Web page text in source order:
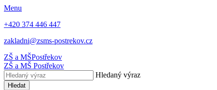
Menu
+420 374 446 447
zakladni@zsms-postrekov.cz
ZŠ a MŠPostřekov
ZŠ a MŠ Postřekov
Hledaný výraz
Hledat